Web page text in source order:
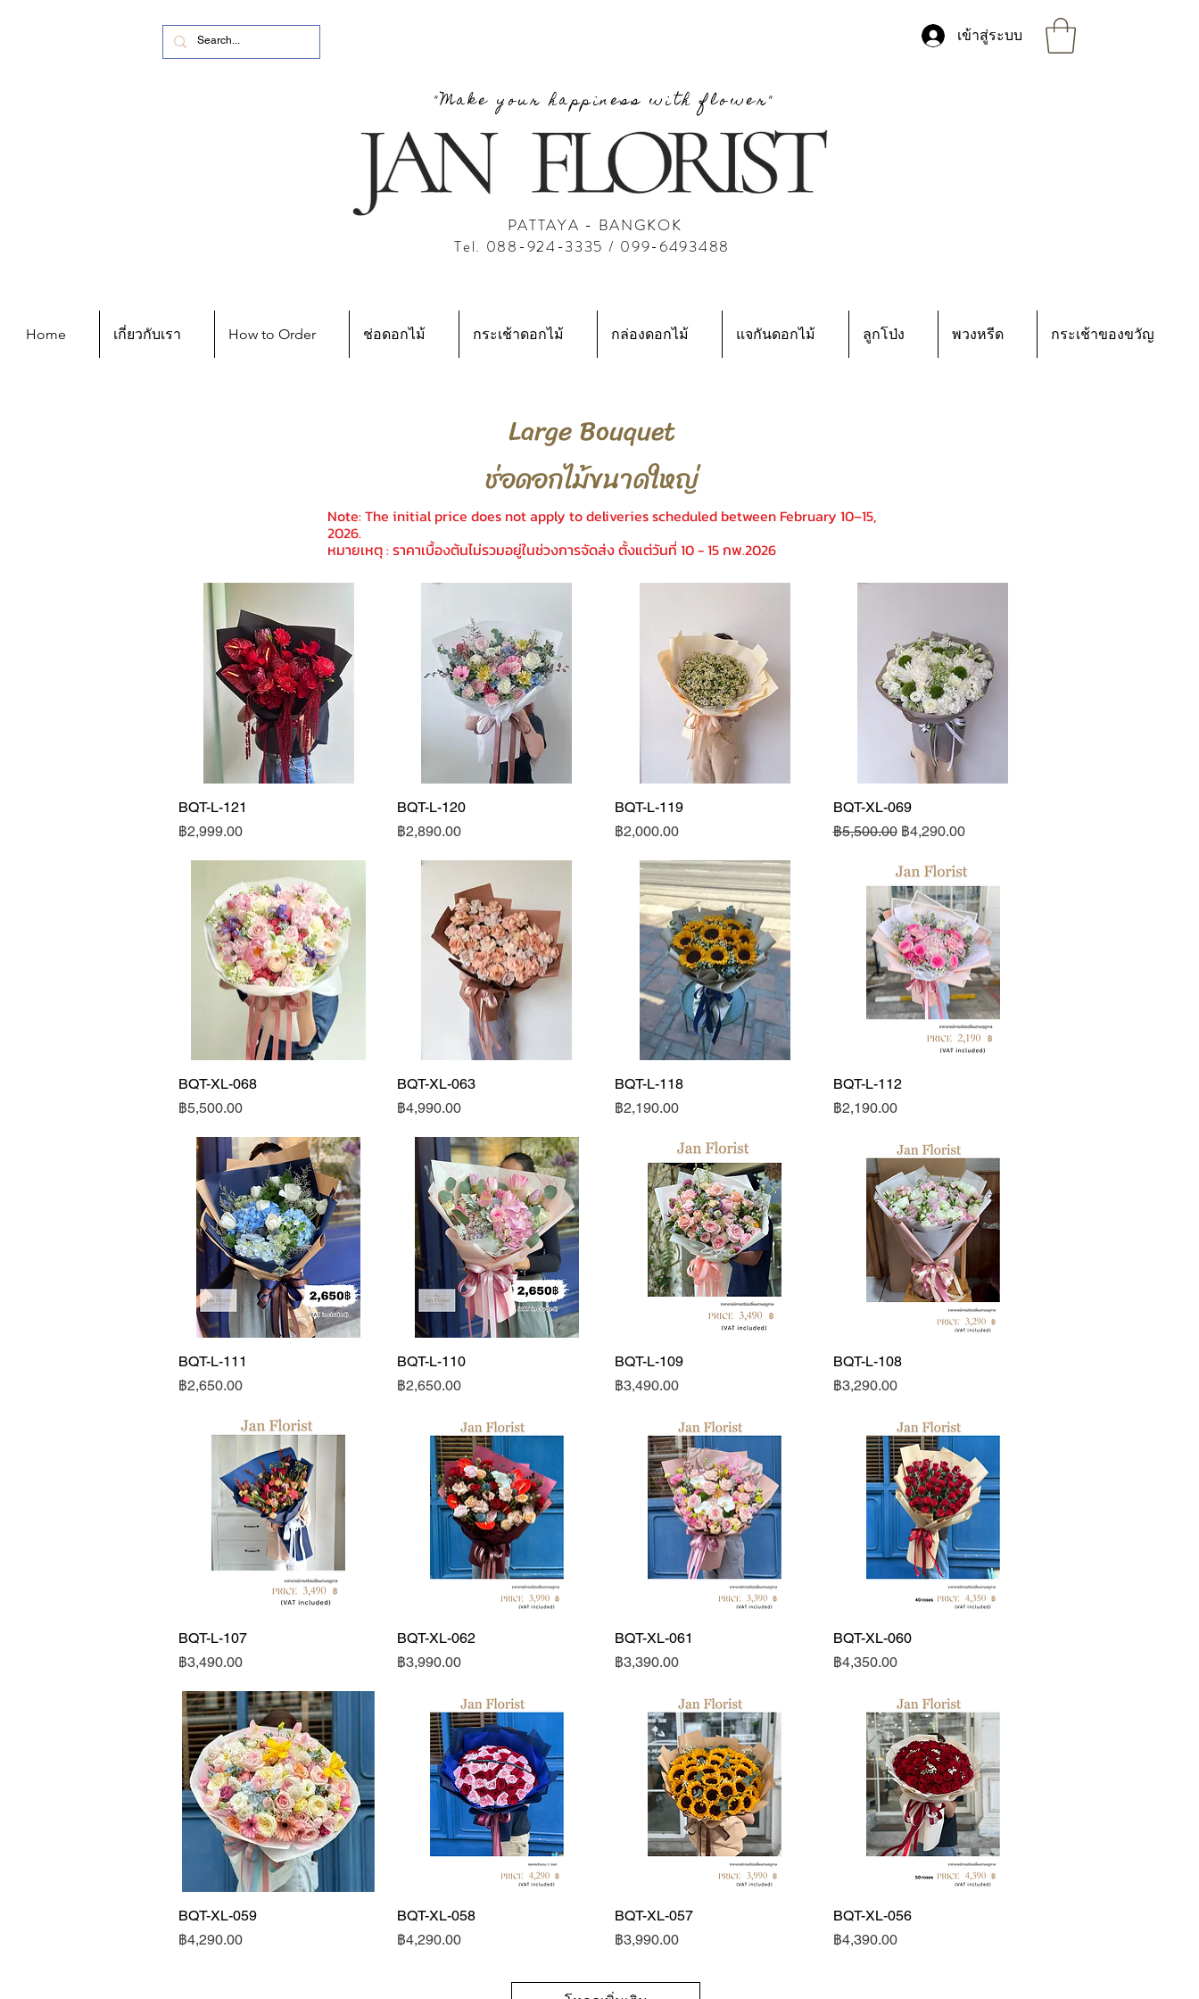
เข้าสู่ระบบ
"Make your happiness with flower"
PATTAYA - BANGKOK
Tel. 088-924-3335 / 099-6493488
Home เกี่ยวกับเรา How to Order ช่อดอกไม้ กระเช้าดอกไม้ กล่องดอกไม้ แจกันดอกไม้ ลูกโป่ง พวงหรีด กระเช้าของขวัญ
Large Bouquet
ช่อดอกไม้ขนาดใหญ่
Note: The initial price does not apply to deliveries scheduled between February 10–15,
2026.
หมายเหตุ : ราคาเบื้องต้นไม่รวมอยู่ในช่วงการจัดส่ง ตั้งแต่วันที่ 10 - 15 กพ.2026
BQT-L-121
ราคา
฿2,999.00
ดูข้อมูลด่วน
BQT-L-120
ราคา
฿2,890.00
ดูข้อมูลด่วน
BQT-L-119
ราคา
฿2,000.00
ดูข้อมูลด่วน
BQT-XL-069
ราคาปกติ
฿5,500.00 ราคาขายลด
฿4,290.00
ดูข้อมูลด่วน
BQT-XL-068
ราคา
฿5,500.00
ดูข้อมูลด่วน
BQT-XL-063
ราคา
฿4,990.00
ดูข้อมูลด่วน
BQT-L-118
ราคา
฿2,190.00
ดูข้อมูลด่วน
BQT-L-112
ราคา
฿2,190.00
BQT-L-111
ราคา
฿2,650.00
ดูข้อมูลด่วน
BQT-L-110
ราคา
฿2,650.00
ดูข้อมูลด่วน
BQT-L-109
ราคา
฿3,490.00
ดูข้อมูลด่วน
BQT-L-108
ราคา
฿3,290.00
ดูข้อมูลด่วน
BQT-L-107
ราคา
฿3,490.00
ดูข้อมูลด่วน
BQT-XL-062
ราคา
฿3,990.00
ดูข้อมูลด่วน
BQT-XL-061
ราคา
฿3,390.00
ดูข้อมูลด่วน
BQT-XL-060
ราคา
฿4,350.00
ดูข้อมูลด่วน
BQT-XL-059
ราคา
฿4,290.00
ดูข้อมูลด่วน
BQT-XL-058
ราคา
฿4,290.00
ดูข้อมูลด่วน
BQT-XL-057
ราคา
฿3,990.00
ดูข้อมูลด่วน
BQT-XL-056
ราคา
฿4,390.00